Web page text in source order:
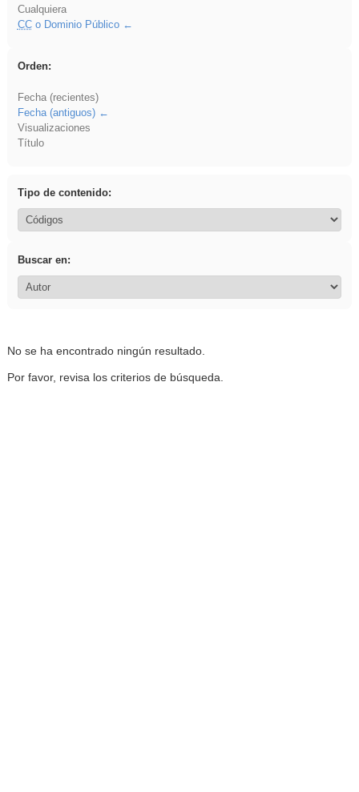
Cualquiera
CCo Dominio Público
Orden:
Fecha (recientes)
Fecha (antiguos)
Visualizaciones
Título
Tipo de contenido:
Buscar en:
No se ha encontrado ningún resultado.
Por favor, revisa los criterios de búsqueda.